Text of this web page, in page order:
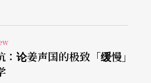
：论姜声国的极致「缓慢」